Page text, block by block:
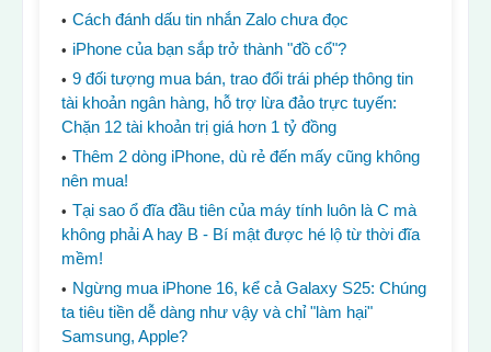
Cách đánh dấu tin nhắn Zalo chưa đọc
iPhone của bạn sắp trở thành "đồ cổ"?
9 đối tượng mua bán, trao đổi trái phép thông tin
tài khoản ngân hàng, hỗ trợ lừa đảo trực tuyến:
Chặn 12 tài khoản trị giá hơn 1 tỷ đồng
Thêm 2 dòng iPhone, dù rẻ đến mấy cũng không
nên mua!
Tại sao ổ đĩa đầu tiên của máy tính luôn là C mà
không phải A hay B - Bí mật được hé lộ từ thời đĩa
mềm!
Ngừng mua iPhone 16, kể cả Galaxy S25: Chúng
ta tiêu tiền dễ dàng như vậy và chỉ "làm hại"
Samsung, Apple?